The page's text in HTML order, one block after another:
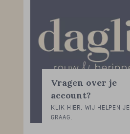
Vragen over je
account?
KLIK HIER, WIJ HELPEN JE
GRAAG.